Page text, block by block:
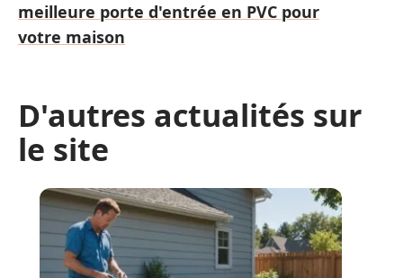
meilleure porte d'entrée en PVC pour
votre maison
D'autres actualités sur
le site